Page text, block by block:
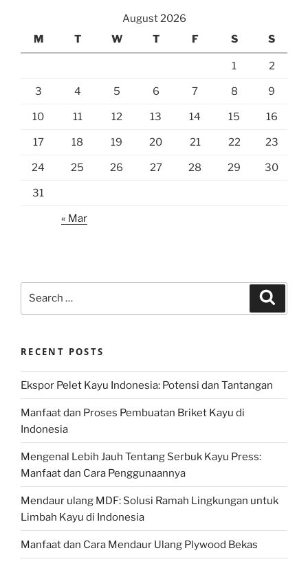
August 2026
M
T W T F S S
1 2
3 4 5 6 7 8 9
10 11 12 13 14 15 16
17 18 19 20 21 22 23
24 25 26 27 28 29 30
31
« Mar
RECENT POSTS
Ekspor Pelet Kayu Indonesia: Potensi dan Tantangan
Manfaat dan Proses Pembuatan Briket Kayu di
Indonesia
Mengenal Lebih Jauh Tentang Serbuk Kayu Press:
Manfaat dan Cara Penggunaannya
Mendaur ulang MDF: Solusi Ramah Lingkungan untuk
Limbah Kayu di Indonesia
Manfaat dan Cara Mendaur Ulang Plywood Bekas